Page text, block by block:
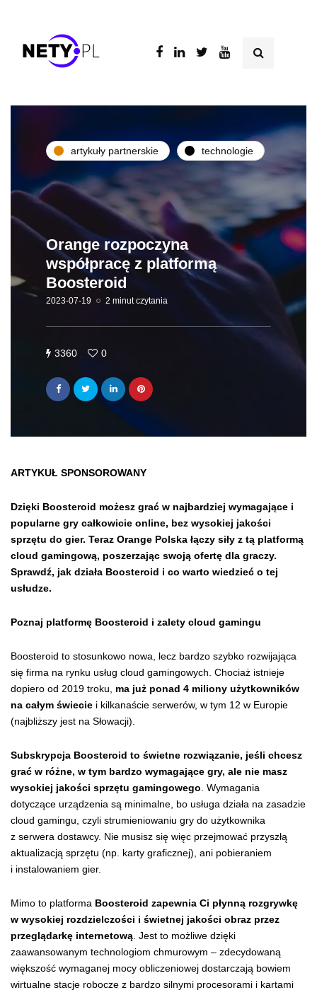
artykuły partnerskie technologie
Orange rozpoczyna
współpracę z platformą
Boosteroid
2023-07-19 2 minut czytania
3360 0
ARTYKUŁ SPONSOROWANY
Dzięki Boosteroid możesz grać w najbardziej wymagające i
popularne gry całkowicie online, bez wysokiej jakości
sprzętu do gier. Teraz Orange Polska łączy siły z tą platformą
cloud gamingową, poszerzając swoją ofertę dla graczy.
Sprawdź, jak działa Boosteroid i co warto wiedzieć o tej
usłudze.
Poznaj platformę Boosteroid i zalety cloud gamingu
Boosteroid to stosunkowo nowa, lecz bardzo szybko rozwijająca
się firma na rynku usług cloud gamingowych. Chociaż istnieje
dopiero od 2019 troku, ma już ponad 4 miliony użytkowników
na całym świecie i kilkanaście serwerów, w tym 12 w Europie
(najbliższy jest na Słowacji).
Subskrypcja Boosteroid to świetne rozwiązanie, jeśli chcesz
grać w różne, w tym bardzo wymagające gry, ale nie masz
wysokiej jakości sprzętu gamingowego. Wymagania
dotyczące urządzenia są minimalne, bo usługa działa na zasadzie
cloud gamingu, czyli strumieniowaniu gry do użytkownika
z serwera dostawcy. Nie musisz się więc przejmować przyszłą
aktualizacją sprzętu (np. karty graficznej), ani pobieraniem
i instalowaniem gier.
Mimo to platforma Boosteroid zapewnia Ci płynną rozgrywkę
w wysokiej rozdzielczości i świetnej jakości obraz przez
przeglądarkę internetową. Jest to możliwe dzięki
zaawansowanym technologiom chmurowym – zdecydowaną
większość wymaganej mocy obliczeniowej dostarczają bowiem
wirtualne stacje robocze z bardzo silnymi procesorami i kartami